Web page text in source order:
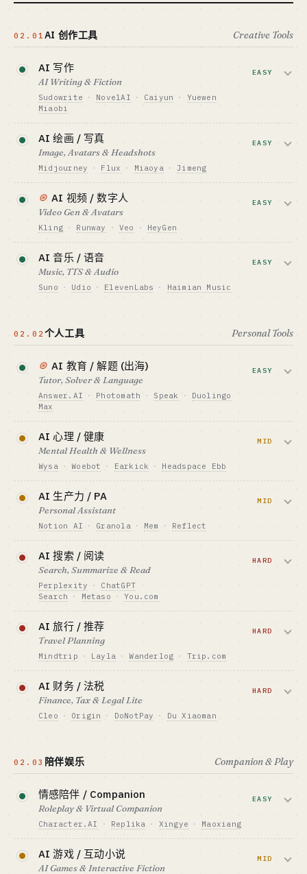
标杆 · BENCHMARK
Use
最适合 · BEST FIT
查看深度分析 →
02.01 AI 创作工具 Creative Tools
AI 写作
AI Writing & Fiction
Sudowrite · NovelAI · Caiyun ·
Yuewen
Miaobi
小说、网文、营销文案。英文层饱和；中
文网文（霸总/玄幻/web3 题材）仍是蓝
海。
$15-70K
GTM · SALES MOTION
订阅 $10-30/月 PLG
Sudowrite · 彩云小梦 · 阅文妙笔
最适合 · BEST FIT
网感单兵 · 个人开发者最易切入
EASY
AI 绘画 / 写真
Image, Avatars & Headshots
Midjourney · Flux · Miaoya · Jimeng
通用层饱和；垂直应用（建筑效果图 / 电
商主图 / 婚纱）仍可做。
资金底线 · CAPITAL
GTM · SALES MOTION
一次性付费 + 订阅
标杆 · BENCHMARK
网感单兵
EASY
⊛ AI 视频 / 数字人
Video Gen & Avatars
Kling · Runway · Veo · HeyGen
Sora 关停后 Kling/Veo/即梦提供 API；模
型层已固化，应用层在爆发。
资金底线 · CAPITAL
积分 + 订阅 + 私域分发
Kling 3.0 周活跃 2.6M · HeyGen ~$100M ARR
最适合 · BEST FIT
EASY
AI 音乐 / 语音
Music, TTS & Audio
Suno · Udio · ElevenLabs · Haimian Music
$15-70K
GTM · SALES MOTION
订阅 / 按分钟 / 内容分成
最适合 · BEST FIT
网感单兵
EASY
02.02 个人工具 Personal Tools
⊛ AI 教育 / 解题 (出海)
Tutor, Solver & Language
Answer.AI · Photomath · Speak ·
Duolingo
Max
出海蓝海 + 国内合规收紧。AI 留学规划是
新窗口。
资金底线 · CAPITAL
GTM · SALES MOTION
App Store 出海 + 订阅
标杆 · BENCHMARK
Top1
最适合 · BEST FIT
工程独行侠 / 网感单兵 · 出海
EASY
AI 心理 / 健康
Mental Health & Wellness
Wysa · Woebot · Earkick · Headspace Ebb
海外 FDA 路径已开；中国合规 + 付费意愿
仍受限。
资金底线 · CAPITAL
GTM · SALES MOTION
订阅 $10-30/月，难高客单
标杆 · BENCHMARK
Wysa 获 FDA Breakthrough · Woebot De Novo
最适合 · BEST FIT
行业老炮（出海）· 国内合规风险
MID
AI 生产力 / PA
Personal Assistant
Notion AI · Granola · Mem · Reflect
大厂直接吃通用层；垂直人群（律师/医生/
销售）的专属 PA 仍可做。
资金底线 · CAPITAL
$70K-400K
PLG 订阅 $10-30/月
标杆 · BENCHMARK
Notion AI · Granola · Mem · Reflect
PLG 极客（垂直人群方向）
MID
AI 搜索 / 阅读
Search, Summarize & Read
Perplexity ·
ChatGPT
Search
· Metaso · You.com
通用层 closed；垂直搜索（学术/财报/法
律/医疗文献）仍有空间。
资金底线 · CAPITAL
GTM · SALES MOTION
免费版 + Pro $20/月
标杆 · BENCHMARK
最适合 · BEST FIT
查看深度分析 →
HARD
AI 旅行 / 推荐
Travel Planning
Mindtrip · Layla · Wanderlog · Trip.com
OTA 大厂主导；小众旅行（邮轮 / 户外 /
房车）有空间。
资金底线 · CAPITAL
佣金 (CPS) 或 SaaS
Mindtrip · Layla · Trip.com TripGenie
最适合 · BEST FIT
HARD
AI 财务 / 法税
Finance, Tax & Legal Lite
Cleo · Origin · DoNotPay · Du Xiaoman
$400K-4M + 牌照
GTM · SALES MOTION
免费版 + 订阅
DoNotPay · Cleo · 度小满
最适合 · BEST FIT
HARD
02.03 陪伴娱乐 Companion & Play
情感陪伴 / Companion
Roleplay & Virtual Companion
Character.AI · Replika · Xingye · Maoxiang
泡沫已破（2025 H2 起 DAU 大跌），但
头部仍有现金流；微信生态长尾仍可。
EASY
AI 游戏 / 互动小说
AI Games & Interactive Fiction
MID